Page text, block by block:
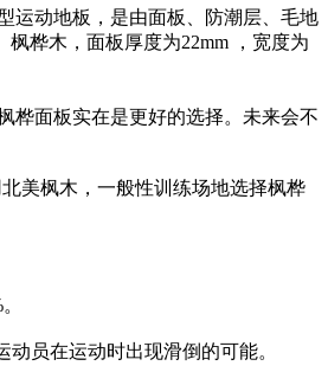
，是由面板、防潮层、毛地
桦木，面板厚度为22mm ，宽度为
桦面板实在是更好的选择。未来会不
美枫木，一般性训练场地选择枫桦
员在运动时出现滑倒的可能。